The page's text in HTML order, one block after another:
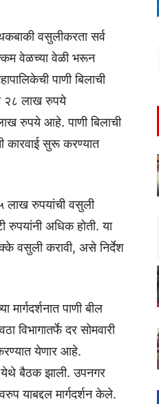
वसुलीकरता सर्व
वेळच्या वेळी भरून
पाणी बिलाची
२८ लाख रुपये
रुपये आहे. पाणी बिलाची
कारवाई सुरू करण्यात
लाख रुपयांची वसुली
अधिक होती. या
वसुली करावी, असे निर्देश
पाणी बील
विभागातर्फे दर सोमवारी
येणार आहे.
येथे बैठक झाली. उपनगर
याबद्दल मार्गदर्शन केले.